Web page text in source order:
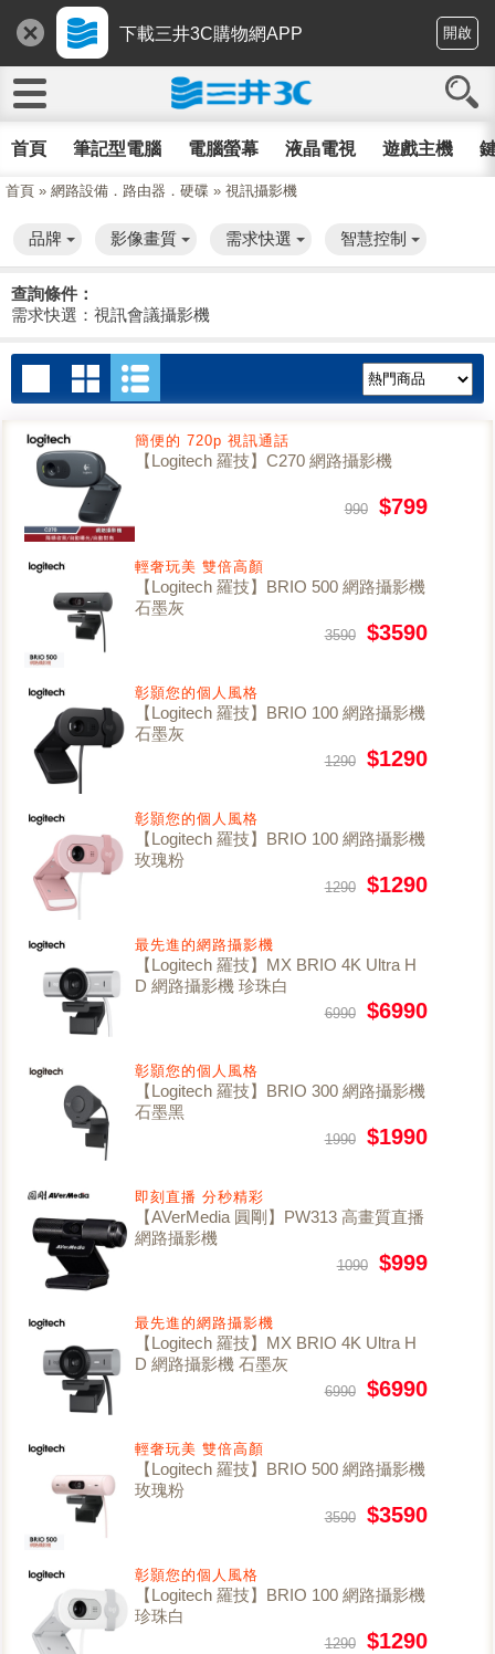
下載三井3C購物網APP 開啟
首頁 筆記型電腦 電腦螢幕 液晶電視 遊戲主機
首頁 » 網路設備．路由器．硬碟 » 視訊攝影機
品牌 影像畫質 需求快選 智慧控制
查詢條件：
需求快選：視訊會議攝影機
簡便的 720p 視訊通話
【Logitech 羅技】C270 網路攝影機
990 $799
輕奢玩美 雙倍高顏
【Logitech 羅技】BRIO 500 網路攝影機
石墨灰
3590 $3590
彰顥您的個人風格
【Logitech 羅技】BRIO 100 網路攝影機
石墨灰
1290 $1290
彰顥您的個人風格
【Logitech 羅技】BRIO 100 網路攝影機
玫瑰粉
1290 $1290
最先進的網路攝影機
【Logitech 羅技】MX BRIO 4K Ultra H
D 網路攝影機 珍珠白
6990 $6990
彰顥您的個人風格
【Logitech 羅技】BRIO 300 網路攝影機
石墨黑
1990 $1990
即刻直播 分秒精彩
【AVerMedia 圓剛】PW313 高畫質直播
網路攝影機
1090 $999
最先進的網路攝影機
【Logitech 羅技】MX BRIO 4K Ultra H
D 網路攝影機 石墨灰
6990 $6990
輕奢玩美 雙倍高顏
【Logitech 羅技】BRIO 500 網路攝影機
玫瑰粉
3590 $3590
彰顥您的個人風格
【Logitech 羅技】BRIO 100 網路攝影機
珍珠白
1290 $1290